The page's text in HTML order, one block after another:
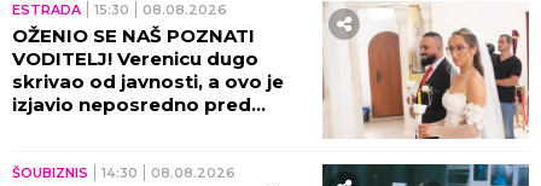
ESTRADA 15:30 08.08.2026
OŽENIO SE NAŠ POZNATI
VODITELJ! Verenicu dugo
skrivao od javnosti, a ovo je
izjavio neposredno pred
ŠOUBIZNIS 14:30 08.08.2026